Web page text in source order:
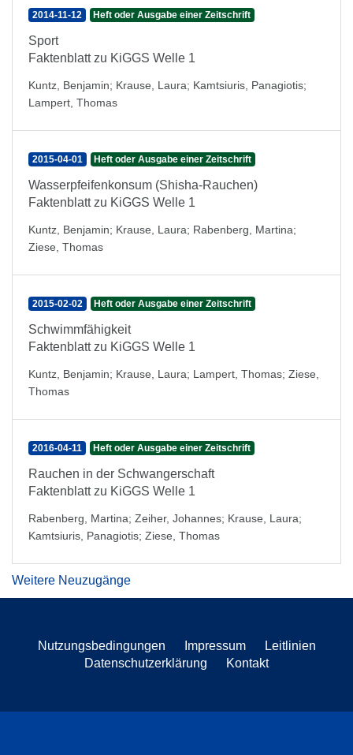
2014-11-12 Heft oder Ausgabe einer Zeitschrift
Sport
Faktenblatt zu KiGGS Welle 1
Kuntz, Benjamin; Krause, Laura; Kamtsiuris, Panagiotis;
Lampert, Thomas
2015-04-01 Heft oder Ausgabe einer Zeitschrift
Wasserpfeifenkonsum (Shisha-Rauchen)
Faktenblatt zu KiGGS Welle 1
Kuntz, Benjamin; Krause, Laura; Rabenberg, Martina;
Ziese, Thomas
2015-02-02 Heft oder Ausgabe einer Zeitschrift
Schwimmfähigkeit
Faktenblatt zu KiGGS Welle 1
Kuntz, Benjamin; Krause, Laura; Lampert, Thomas; Ziese,
Thomas
2016-04-11 Heft oder Ausgabe einer Zeitschrift
Rauchen in der Schwangerschaft
Faktenblatt zu KiGGS Welle 1
Rabenberg, Martina; Zeiher, Johannes; Krause, Laura;
Kamtsiuris, Panagiotis; Ziese, Thomas
Weitere Neuzugänge
Nutzungsbedingungen Impressum
Leitlinien
Datenschutzerklärung
Kontakt